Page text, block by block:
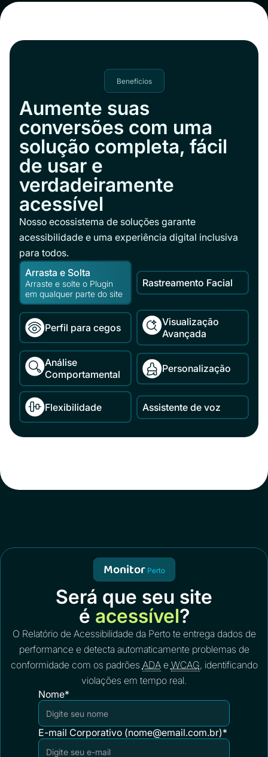
Benefícios
Aumente suas
conversões com uma
solução completa, fácil
de usar e
verdadeiramente
acessível
Nosso ecossistema de soluções garante
acessibilidade e uma experiência digital inclusiva
para todos.
Arrasta e Solta
Arraste e solte o Plugin
em qualquer parte do site
Perfil para cegos
Análise
Comportamental
Flexibilidade
Rastreamento Facial
Visualização
Avançada
Personalização
Assistente de voz
MonitorPerto
Será que seu site
é acessível?
O Relatório de Acessibilidade da Perto te entrega dados de
performance e detecta automaticamente problemas de
conformidade com os padrões ADAe WCAG, identificando
violações em tempo real.
Nome*
E-mail Corporativo (nome@email.com.br)*